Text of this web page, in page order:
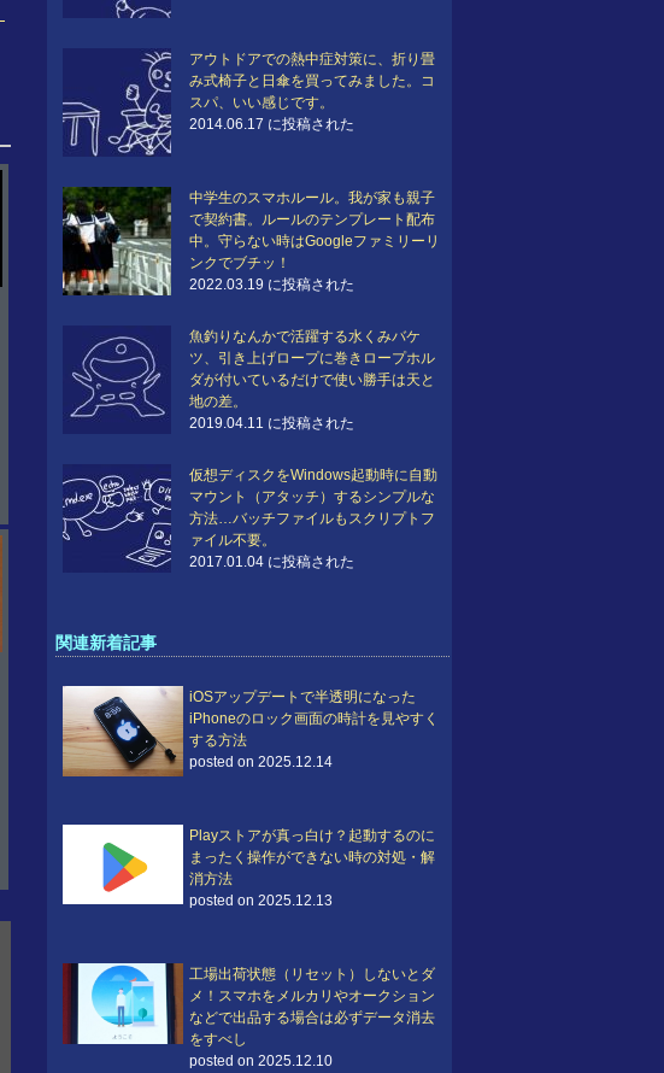
アウトドアでの熱中症対策に、折り畳
み式椅子と日傘を買ってみました。コ
スパ、いい感じです。
2014.06.17 に投稿された
中学生のスマホルール。我が家も親子
で契約書。ルールのテンプレート配布
中。守らない時はGoogleファミリーリ
ンクでブチッ！
2022.03.19 に投稿された
魚釣りなんかで活躍する水くみバケ
ツ、引き上げロープに巻きロープホル
ダが付いているだけで使い勝手は天と
地の差。
2019.04.11 に投稿された
仮想ディスクをWindows起動時に自動
マウント（アタッチ）するシンプルな
方法…バッチファイルもスクリプトフ
ァイル不要。
2017.01.04 に投稿された
関連新着記事
iOSアップデートで半透明になった
iPhoneのロック画面の時計を見やすく
する方法
posted on 2025.12.14
Playストアが真っ白け？起動するのに
まったく操作ができない時の対処・解
消方法
posted on 2025.12.13
工場出荷状態（リセット）しないとダ
メ！スマホをメルカリやオークション
などで出品する場合は必ずデータ消去
をすべし
posted on 2025.12.10